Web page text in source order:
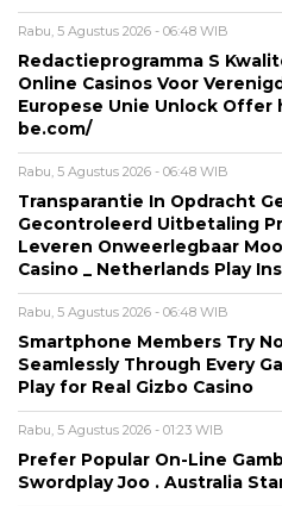
Rabu, 5 Agustus 2026 - 06:48 WIB
Redactieprogramma S
Online Casinos Voor
Europese Unie Unlock
be.com/
Rabu, 5 Agustus 2026 - 06:48 WIB
Transparantie In Opdracht
Gecontroleerd Uitbetaling
Leveren Onweerlegbaar
Casino _ Netherlands Play
Rabu, 5 Agustus 2026 - 06:48 WIB
Smartphone Members Try
Seamlessly Through Every
Play for Real Gizbo Casino
Rabu, 5 Agustus 2026 - 01:23 WIB
Prefer Popular On-Line
Swordplay Joo . Australia